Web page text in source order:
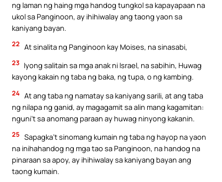
ng laman ng haing mga handog tungkol sa kapayapaan na
ukol sa Panginoon, ay ihihiwalay ang taong yaon sa
kaniyang bayan.
22 At sinalita ng Panginoon kay Moises, na sinasabi,
23 Iyong salitain sa mga anak ni Israel, na sabihin, Huwag
kayong kakain ng taba ng baka, ng tupa, o ng kambing.
24 At ang taba ng namatay sa kaniyang sarili, at ang taba
ng nilapa ng ganid, ay magagamit sa alin mang kagamitan:
nguni’t sa anomang paraan ay huwag ninyong kakanin.
25 Sapagka’t sinomang kumain ng taba ng hayop na yaon
na inihahandog ng mga tao sa Panginoon, na handog na
pinaraan sa apoy, ay ihihiwalay sa kaniyang bayan ang
taong kumain.